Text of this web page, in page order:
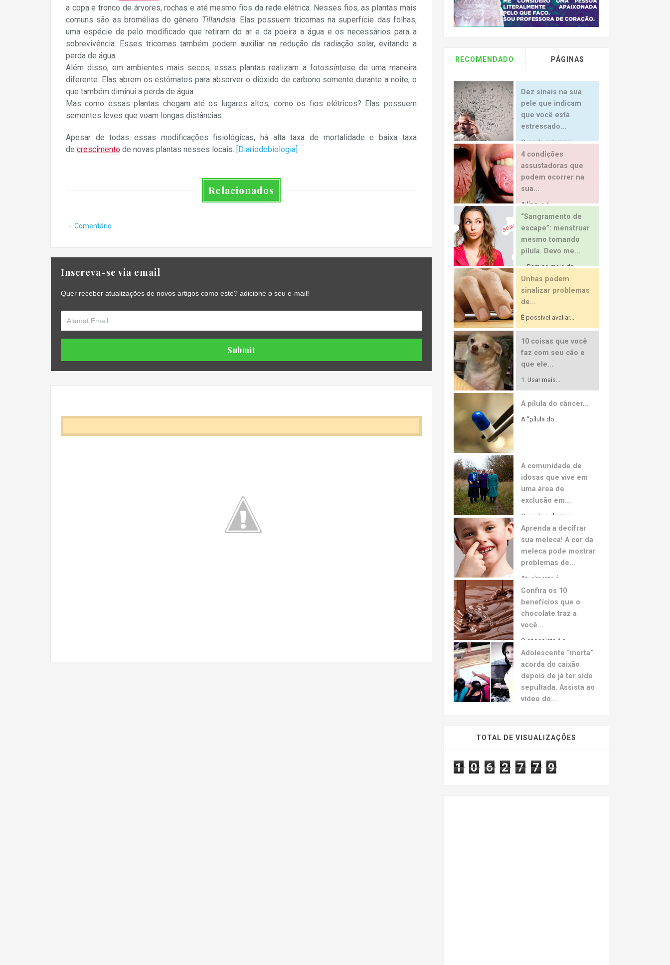
a copa e tronco de árvores, rochas e até mesmo fios da rede elétrica. Nesses fios, as plantas mais
comuns são as bromélias do gênero Tillandsia. Elas possuem tricomas na superfície das folhas,
uma espécie de pelo modificado que retiram do ar e da poeira a água e os necessários para a
sobrevivência. Esses tricomas também podem auxiliar na redução da radiação solar, evitando a
perda de água.
Além disso, em ambientes mais secos, essas plantas realizam a fotossíntese de uma maneira
diferente. Elas abrem os estômatos para absorver o dióxido de carbono somente durante a noite, o
que também diminui a perda de água.
Mas como essas plantas chegam até os lugares altos, como os fios elétricos? Elas possuem
sementes leves que voam longas distâncias.
Apesar de todas essas modificações fisiológicas, há alta taxa de mortalidade e baixa taxa
de crescimento de novas plantas nesses locais. [Diariodebiologia]
Relacionados
Comentário
Inscreva-se via email
Quer receber atualizações de novos artigos como este? adicione o seu e-mail!
RECOMENDADO PÁGINAS
Dez sinais na sua
pele que indicam
que você está
estressado...
Quando estamos...
4 condições
assustadoras que
podem ocorrer na
sua...
A língua é...
“Sangramento de
escape”: menstruar
mesmo tomando
pílula. Devo me...
… Bem no meio da...
Unhas podem
sinalizar problemas
de...
É possível avaliar...
10 coisas que você
faz com seu cão e
que ele...
1. Usar mais...
A pílula do câncer...
A "pílula do...
A comunidade de
idosas que vive em
uma área de
exclusão em...
Quando a diretora...
Aprenda a decifrar
sua meleca! A cor da
meleca pode mostrar
problemas de...
Atualmente é...
Confira os 10
benefícios que o
chocolate traz a
você...
O chocolate é a...
Adolescente “morta”
acorda do caixão
depois de já ter sido
sepultada. Assista ao
vídeo do...
de um ataque de pânico depois de ouvir uma
TOTAL DE VISUALIZAÇÕES
1 0 6 2 7 7 9